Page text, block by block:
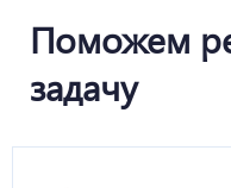
Поможем
задачу